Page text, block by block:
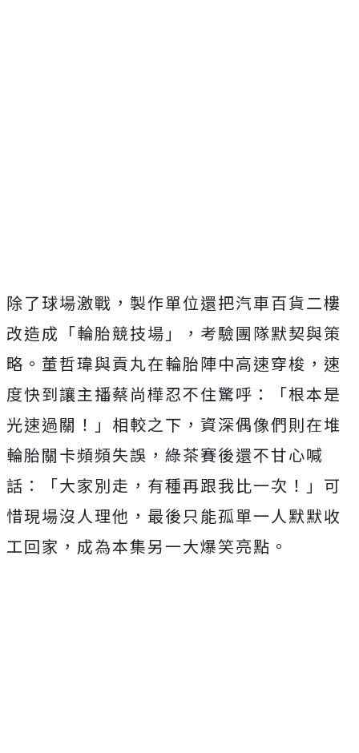
除了球場激戰，製作單位還把汽車百貨二樓
改造成「輪胎競技場」， 考驗團隊默契與策
略。董哲瑋與貢丸在輪胎陣中高速穿梭， 速
度快到讓主播蔡尚樺忍不住驚呼：「根本是
光速過關！」 相較之下，資深偶像們則在堆
輪胎關卡頻頻失誤， 綠茶賽後還不甘心喊
話：「大家別走，有種再跟我比一次！」 可
惜現場沒人理他，最後只能孤單一人默默收
工回家， 成為本集另一大爆笑亮點。